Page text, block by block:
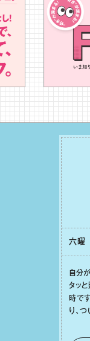
六曜
⾃分
タッ
時で
り、
をそ